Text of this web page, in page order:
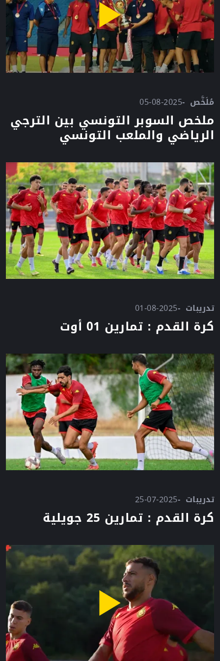
مُلَخَّص 05-08-2025
ملخص السوبر التونسي بين الترجي
الرياضي والملعب التونسي
تدريبات 01-08-2025
كرة القدم : تمارين 01 أوت
تدريبات 25-07-2025
كرة القدم : تمارين 25 جويلية